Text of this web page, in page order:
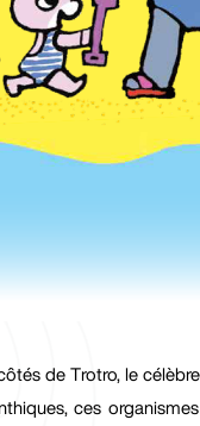
de Trotro, le
ces